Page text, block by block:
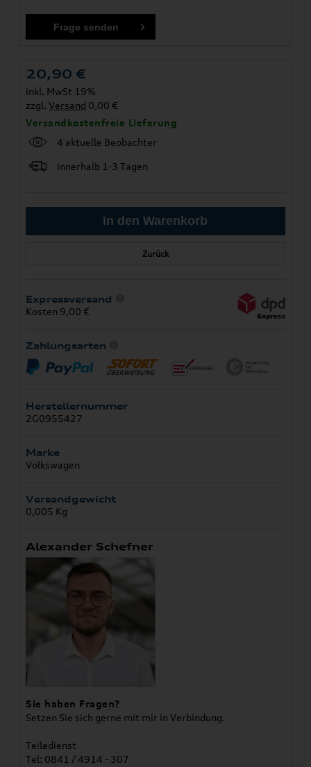
20,90 €
inkl. MwSt 19%
zzgl.Versand 0,00 €
Versandkostenfreie Lieferung
4 aktuelle Beobachter
innerhalb 1-3 Tagen
Zurück
Expressversand
Kosten 9,00 €
Zahlungsarten
Herstellernummer
2G0955427
Marke
Volkswagen
Versandgewicht
0,005 Kg
Alexander Schefner
Sie haben Fragen?
Setzen Sie sich gerne mit mir in Verbindung.
Teiledienst
Tel: 0841 / 4914 - 307